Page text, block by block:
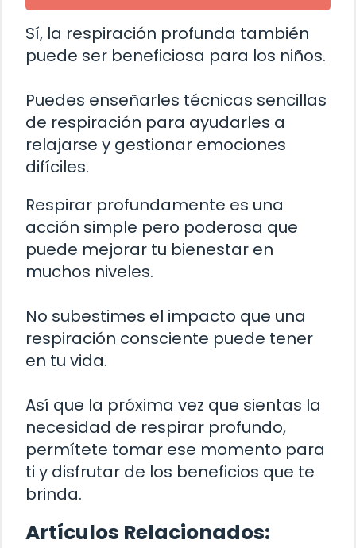
Sí, la respiración profunda también
puede ser beneficiosa para los niños.
Puedes enseñarles técnicas sencillas
de respiración para ayudarles a
relajarse y gestionar emociones
difíciles.
Respirar profundamente es una
acción simple pero poderosa que
puede mejorar tu bienestar en
muchos niveles.
No subestimes el impacto que una
respiración consciente puede tener
en tu vida.
Así que la próxima vez que sientas la
necesidad de respirar profundo,
permítete tomar ese momento para
ti y disfrutar de los beneficios que te
brinda.
Artículos Relacionados: